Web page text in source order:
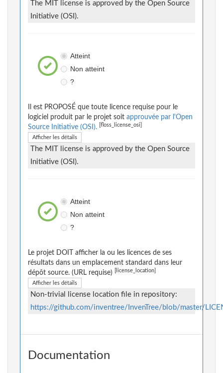
The MIT license is approved by the Open Source
Initiative (OSI).
Atteint
Non atteint
?
Il est PROPOSÉ que toute licence requise pour le
logiciel produit par le projet soit approuvée par l'Open
Source Initiative (OSI).
[floss_license_osi]
Afficher les détails
The MIT license is approved by the Open Source
Initiative (OSI).
Atteint
Non atteint
?
Le projet DOIT afficher la ou les licences de ses
résultats dans un emplacement standard dans leur
dépôt source. (URL requise)
[license_location]
Afficher les détails
Non-trivial license location file in repository:
https://github.com/inventree/InvenTree/blob/master/
Documentation